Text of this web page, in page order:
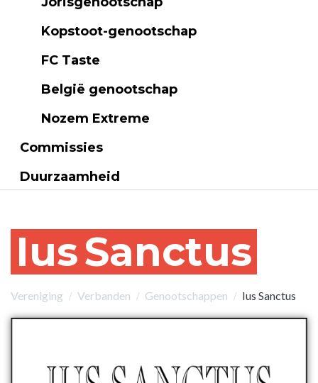
Kopstoot-genootschap
FC Taste
België genootschap
Nozem Extreme
Commissies
Duurzaamheid
IusSanctus
Vereniging Verbanden Genootschappen Ius Sanctus